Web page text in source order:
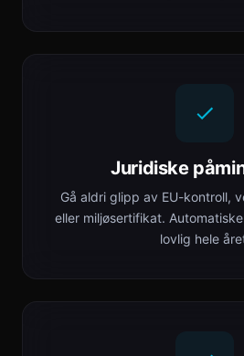
Juridiske
Gå aldri glipp av EU-kontroll,
eller miljøsertifikat.
lovlig hele